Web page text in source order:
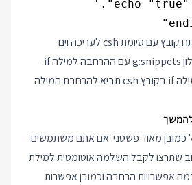
כעת בפעם הבאה שנפתח קובץ עם סיומת csh לעריכה וים
אוטומטית יעדכן את המילון g:snippets עם ההרחבה למילה if.
לחיצה על Tab אחרי המילה if בקובץ csh תביא להרחבת המילה
כמובן מאוד פשטני. אם אתם משתמשים
שתרצו לקבל השלמה אוטומטית למילת
אפשרויות הרחבה וכמובן אפשרות